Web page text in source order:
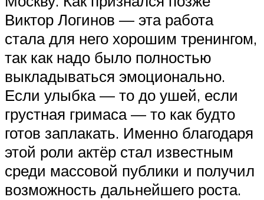
Виктор Логинов — эта работа
стала для него хорошим тренингом,
так как надо было полностью
выкладываться эмоционально.
Если улыбка — то до ушей, если
грустная гримаса — то как будто
готов заплакать. Именно благодаря
этой роли актёр стал известным
среди массовой публики и получил
возможность дальнейшего роста.